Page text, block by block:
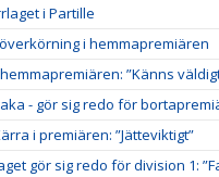
i Partille
i hemmapremiären
”Känns
- gör sig redo för
i premiären: ”Jätteviktigt”
gör sig redo för division 1: